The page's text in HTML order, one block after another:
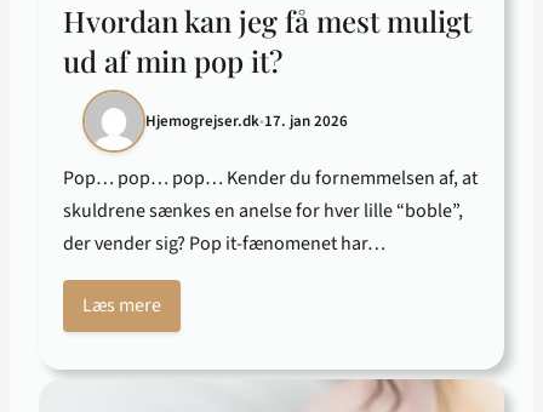
Hvordan kan jeg få mest muligt
ud af min pop it?
Hjemogrejser.dk•17. jan 2026
Pop… pop… pop… Kender du fornemmelsen af, at
skuldrene sænkes en anelse for hver lille “boble”,
der vender sig? Pop it-fænomenet har…
Læs mere